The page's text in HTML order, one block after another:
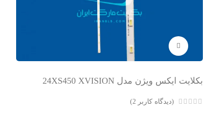
برای بزرگنمایی کلیک کنید
بکلایت ایکس ویژن مدل 24XS450 XVISION
(دیدگاه کاربر 2
)